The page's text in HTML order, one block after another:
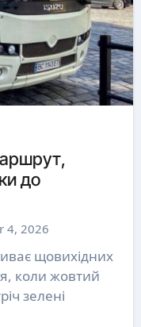
до
4, 2026
коли жовтий
зелені